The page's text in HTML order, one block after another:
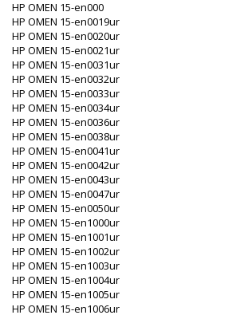
HP OMEN 15-en000
HP OMEN 15-en0019ur
HP OMEN 15-en0020ur
HP OMEN 15-en0021ur
HP OMEN 15-en0031ur
HP OMEN 15-en0032ur
HP OMEN 15-en0033ur
HP OMEN 15-en0034ur
HP OMEN 15-en0036ur
HP OMEN 15-en0038ur
HP OMEN 15-en0041ur
HP OMEN 15-en0042ur
HP OMEN 15-en0043ur
HP OMEN 15-en0047ur
HP OMEN 15-en0050ur
HP OMEN 15-en1000ur
HP OMEN 15-en1001ur
HP OMEN 15-en1002ur
HP OMEN 15-en1003ur
HP OMEN 15-en1004ur
HP OMEN 15-en1005ur
HP OMEN 15-en1006ur